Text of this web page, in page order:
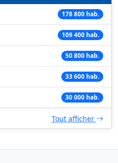
178 800 hab.
109 400 hab.
50 800 hab.
33 600 hab.
30 000 hab.
Tout afficher